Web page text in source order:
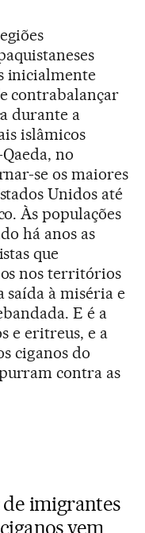
inicialmente
contrabalançar
durante a
islâmicos
no
se os maiores
Unidos até
Às populações
há anos as
que
nos territórios
saída à miséria e
E é a
e eritreus, e a
ciganos do
contra as
imigrantes
vem